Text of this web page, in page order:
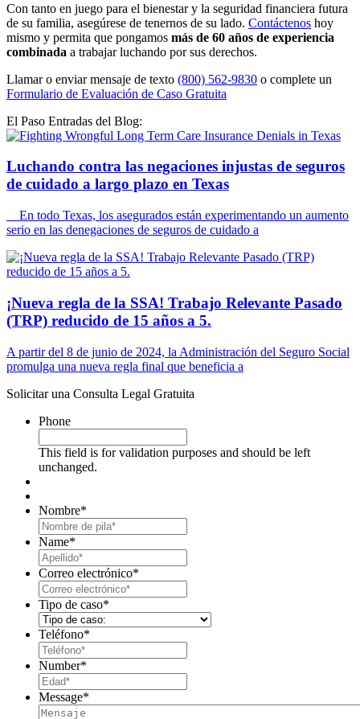
Con tanto en juego para el bienestar y la seguridad financiera futura
de su familia, asegúrese de tenernos de su lado. Contáctenos hoy
mismo y permita que pongamos más de 60 años de experiencia
combinada a trabajar luchando por sus derechos.
Llamar o enviar mensaje de texto (800) 562-9830 o complete un
Formulario de Evaluación de Caso Gratuita
El Paso Entradas del Blog:
Luchando contra las negaciones injustas de seguros
de cuidado a largo plazo en Texas
En todo Texas, los asegurados están experimentando un aumento
serio en las denegaciones de seguros de cuidado a
¡Nueva regla de la SSA! Trabajo Relevante Pasado
(TRP) reducido de 15 años a 5.
A partir del 8 de junio de 2024, la Administración del Seguro Social
promulga una nueva regla final que beneficia a
Solicitar una Consulta Legal Gratuita
Phone
This field is for validation purposes and should be left
unchanged.
Nombre*
Name*
Correo electrónico*
Tipo de caso*
Teléfono*
Number*
Message*